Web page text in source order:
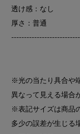
透け感：なし
厚さ：普通
---------------------------
※光の当たり具合や
異なって見える場合
※表記サイズは商品
多少の誤差が生じる